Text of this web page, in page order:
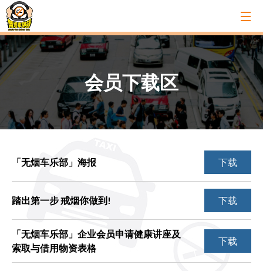
会员下载区
「无烟车乐部」海报 下载
踏出第一步 戒烟你做到! 下载
「无烟车乐部」企业会员申请健康讲座及
索取与借用物资表格
下载